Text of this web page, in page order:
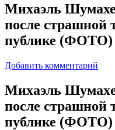
Михаэль
после страшной
публике (ФОТО)
Добавить комментарий
Миxaэль
после страшной
публике (ФОТО)